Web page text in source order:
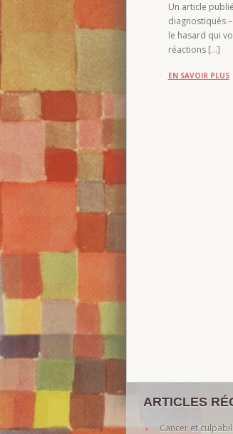
Un article
diagnostiqués
le hasard qui
réactions […]
EN SAVOIR PLUS
ARTICLES
Cancer et